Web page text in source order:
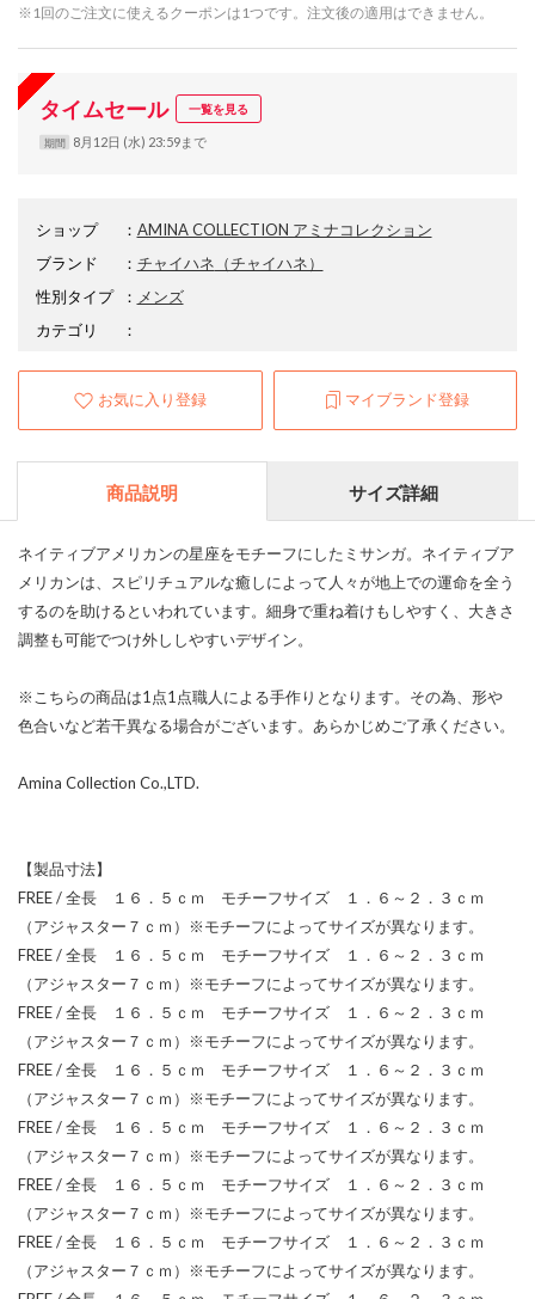
※1回のご注文に使えるクーポンは1つです。注文後の適用はできません。
タイムセール 一覧を見る
期間 8月12日 (水) 23:59まで
ショップ ： AMINA COLLECTION アミナコレクション
ブランド
： チャイハネ （チャイハネ）
性別タイプ
： メンズ
カテゴリ
：
お気に入り登録 マイブランド登録
商品説明 サイズ詳細
ネイティブアメリカンの星座をモチーフにしたミサンガ。ネイティブア
メリカンは、スピリチュアルな癒しによって人々が地上での運命を全う
するのを助けるといわれています。細身で重ね着けもしやすく、大きさ
調整も可能でつけ外ししやすいデザイン。
※こちらの商品は1点1点職人による手作りとなります。その為、形や
色合いなど若干異なる場合がございます。あらかじめご了承ください。
Amina Collection Co.,LTD.
【製品寸法】
FREE / 全長 １６．５ｃｍ モチーフサイズ １．６～２．３ｃｍ
（アジャスター７ｃｍ）※モチーフによってサイズが異なります。
FREE / 全長 １６．５ｃｍ モチーフサイズ １．６～２．３ｃｍ
（アジャスター７ｃｍ）※モチーフによってサイズが異なります。
FREE / 全長 １６．５ｃｍ モチーフサイズ １．６～２．３ｃｍ
（アジャスター７ｃｍ）※モチーフによってサイズが異なります。
FREE / 全長 １６．５ｃｍ モチーフサイズ １．６～２．３ｃｍ
（アジャスター７ｃｍ）※モチーフによってサイズが異なります。
FREE / 全長 １６．５ｃｍ モチーフサイズ １．６～２．３ｃｍ
（アジャスター７ｃｍ）※モチーフによってサイズが異なります。
FREE / 全長 １６．５ｃｍ モチーフサイズ １．６～２．３ｃｍ
（アジャスター７ｃｍ）※モチーフによってサイズが異なります。
FREE / 全長 １６．５ｃｍ モチーフサイズ １．６～２．３ｃｍ
（アジャスター７ｃｍ）※モチーフによってサイズが異なります。